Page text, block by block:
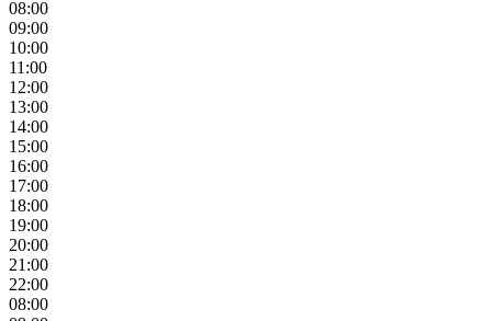
08:00
09:00
10:00
11:00
12:00
13:00
14:00
15:00
16:00
17:00
18:00
19:00
20:00
21:00
22:00
08:00